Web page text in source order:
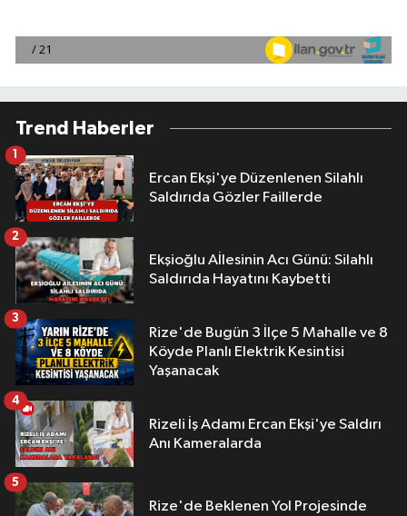
Trend Haberler
Ercan Ekşi'ye Düzenlenen Silahlı
Saldırıda Gözler Faillerde
1
Ekşioğlu Aİlesinin Acı Günü: Silahlı
Saldırıda Hayatını Kaybetti
2
Rize'de Bugün 3 İlçe 5 Mahalle ve 8
Köyde Planlı Elektrik Kesintisi
Yaşanacak
3
Rizeli İş Adamı Ercan Ekşi'ye Saldırı
Anı Kameralarda
4
Rize'de Beklenen Yol Projesinde
5